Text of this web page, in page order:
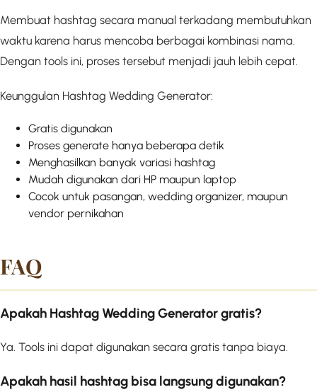
Membuat hashtag secara manual terkadang membutuhkan
waktu karena harus mencoba berbagai kombinasi nama.
Dengan tools ini, proses tersebut menjadi jauh lebih cepat.
Keunggulan Hashtag Wedding Generator:
Gratis digunakan
Proses generate hanya beberapa detik
Menghasilkan banyak variasi hashtag
Mudah digunakan dari HP maupun laptop
Cocok untuk pasangan, wedding organizer, maupun
vendor pernikahan
FAQ
Apakah Hashtag Wedding Generator gratis?
Ya. Tools ini dapat digunakan secara gratis tanpa biaya.
Apakah hasil hashtag bisa langsung digunakan?